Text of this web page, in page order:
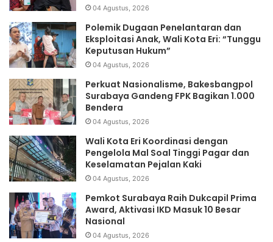
04 Agustus, 2026
Polemik Dugaan Penelantaran dan
Eksploitasi Anak, Wali Kota Eri: “Tunggu
Keputusan Hukum”
04 Agustus, 2026
Perkuat Nasionalisme, Bakesbangpol
Surabaya Gandeng FPK Bagikan 1.000
Bendera
04 Agustus, 2026
Wali Kota Eri Koordinasi dengan
Pengelola Mal Soal Tinggi Pagar dan
Keselamatan Pejalan Kaki
04 Agustus, 2026
Pemkot Surabaya Raih Dukcapil Prima
Award, Aktivasi IKD Masuk 10 Besar
Nasional
04 Agustus, 2026